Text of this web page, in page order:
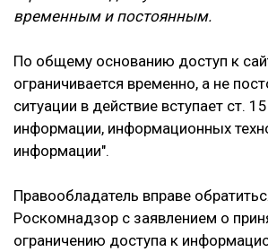
временным и постоянным.
По общему основанию доступ к
ограничивается временно, а не
ситуации в действие вступает ст.
информации, информационных
информации".
Правообладатель вправе
Роскомнадзор с заявлением о
ограничению доступа к